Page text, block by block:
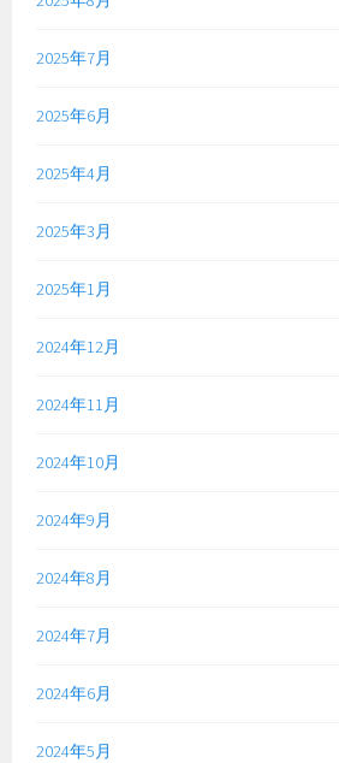
2025年7月
2025年6月
2025年4月
2025年3月
2025年1月
2024年12月
2024年11月
2024年10月
2024年9月
2024年8月
2024年7月
2024年6月
2024年5月